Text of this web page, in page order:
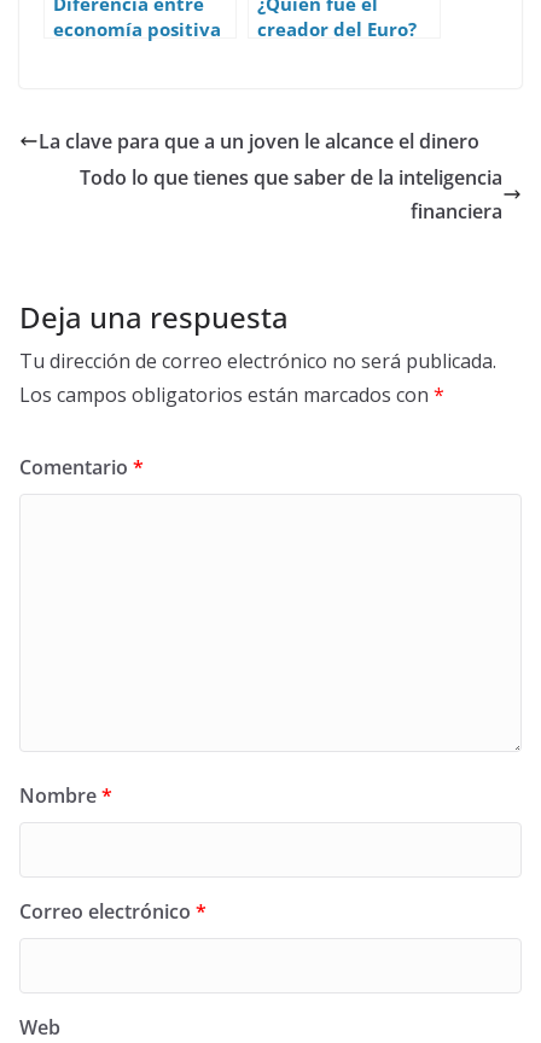
economía positiva
creador del Euro?
La clave para que a un joven le alcance el dinero
Todo lo que tienes que saber de la inteligencia
financiera
Deja una respuesta
Tu dirección de correo electrónico no será publicada.
Los campos obligatorios están marcados con *
Comentario *
Nombre*
Correo electrónico *
Web